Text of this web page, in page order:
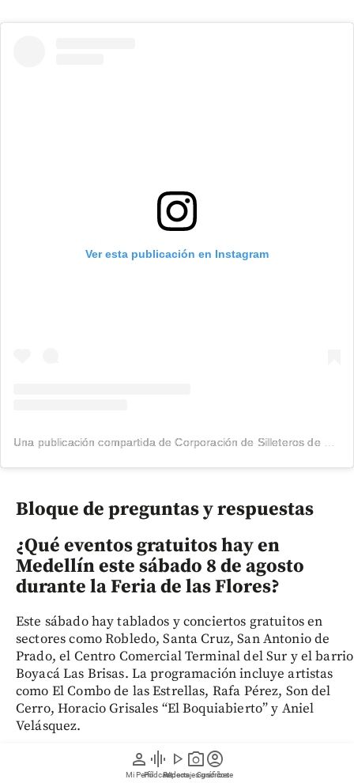
person
Mi Perfil
graphic_eq
Pódcast
play_arrow
Videos
photo_camera
Reportajes gráficos
account_circle
Suscríbete
Ver esta publicación en Instagram
Bloque de preguntas y respuestas
¿Qué eventos gratuitos hay en
Medellín este sábado 8 de agosto
durante la Feria de las Flores?
Este sábado hay tablados y conciertos gratuitos en
sectores como Robledo, Santa Cruz, San Antonio de
Prado, el Centro Comercial Terminal del Sur y el barrio
Boyacá Las Brisas. La programación incluye artistas
como El Combo de las Estrellas, Rafa Pérez, Son del
Cerro, Horacio Grisales “El Boquiabierto” y Aniel
Velásquez.
¿Dónde y a qué hora es el Desfile de